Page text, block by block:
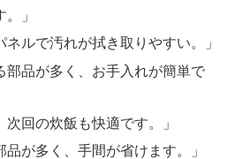
」
ネルで汚れが拭き取りやすい。」
部品が多く、お手入れが簡単で
次回の炊飯も快適です。」
品が多く、手間が省けます。」